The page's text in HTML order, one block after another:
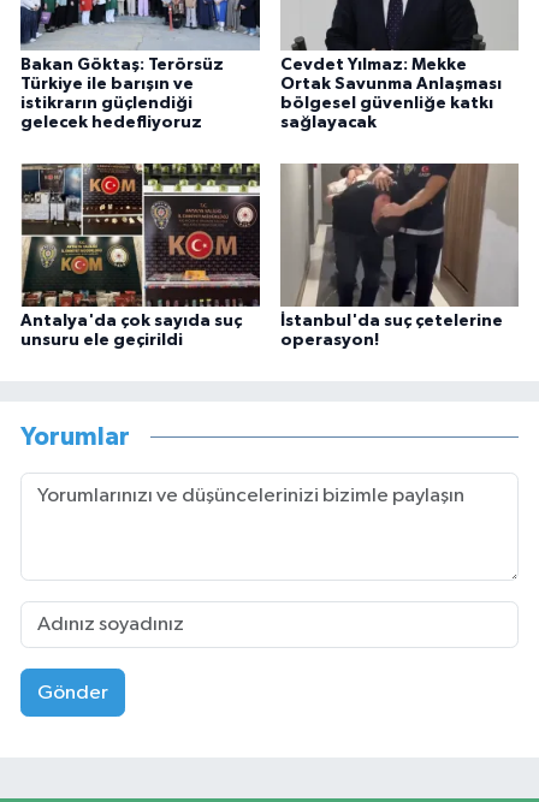
Bakan Göktaş: Terörsüz
Türkiye ile barışın ve
istikrarın güçlendiği
gelecek hedefliyoruz
Cevdet Yılmaz: Mekke
Ortak Savunma Anlaşması
bölgesel güvenliğe katkı
sağlayacak
Antalya'da çok sayıda suç
unsuru ele geçirildi
İstanbul'da suç çetelerine
operasyon!
Yorumlar
Gönder